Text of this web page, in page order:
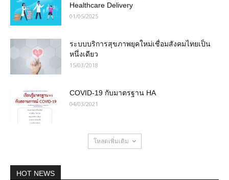
Healthcare Delivery
01/05/2025
ระบบบริการสุขภาพยุคใหม่เชื่อมสังคมไทยเป็น
หนึ่งเดียว
15/03/2018
COVID-19 กับมาตรฐาน HA
04/03/2021
โหลดเพิ่มเติม
HOT NEWS